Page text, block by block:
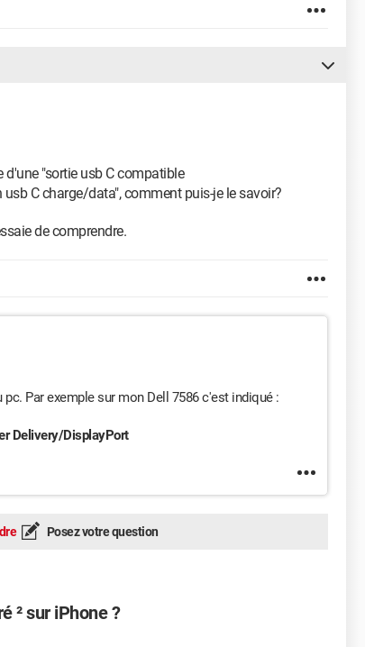
"sortie usb C compatible
C charge/data", comment puis-je le savoir?
de comprendre.
pc. Par exemple sur mon Dell 7586 c'est indiqué :
Delivery/DisplayPort
Posez votre question
² sur iPhone ?